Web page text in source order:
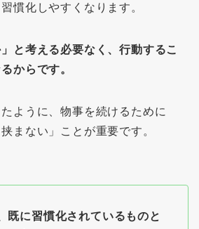
慣化しやすくなります。
と考える必要なく、行動するこ
からです。
ように、物事を続けるために
まない」ことが重要です。
既に習慣化されているものと